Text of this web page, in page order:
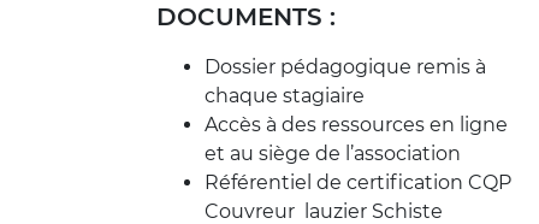
DOCUMENTS :
Dossier pédagogique remis à
chaque stagiaire
Accès à des ressources en ligne
et au siège de l’association
Référentiel de certification CQP
Couvreur lauzier Schiste